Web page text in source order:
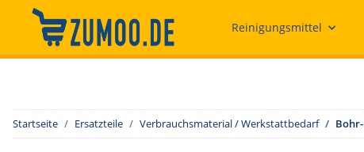
Reinigungsmittel
Startseite Ersatzteile Verbrauchsmaterial / Werkstattbedarf